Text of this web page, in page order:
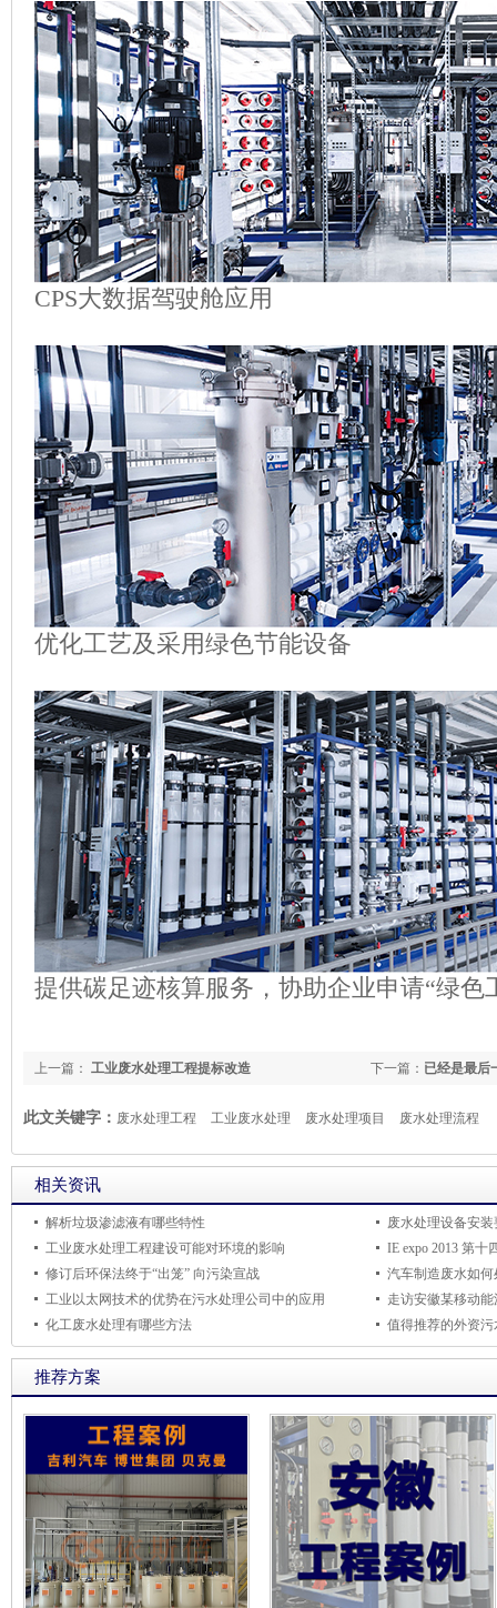
CPS大数据驾驶舱应用
优化工艺及采用绿色节能设备
提供碳足迹核算服务，协助企业申请“绿色
下一篇： 已经是最后
上一篇： 工业废水处理工程提标改造
此文关键字： 废水处理工程 工业废水处理 废水处理项目 废水处理流程
相关资讯
解析垃圾渗滤液有哪些特性
废水处理设备安
工业废水处理工程建设可能对环境的影响
IE expo 2013 第
修订后环保法终于“出笼” 向污染宣战
汽车制造废水如何
工业以太网技术的优势在污水处理公司中的应用
走访安徽某移动
化工废水处理有哪些方法
值得推荐的外资
推荐方案